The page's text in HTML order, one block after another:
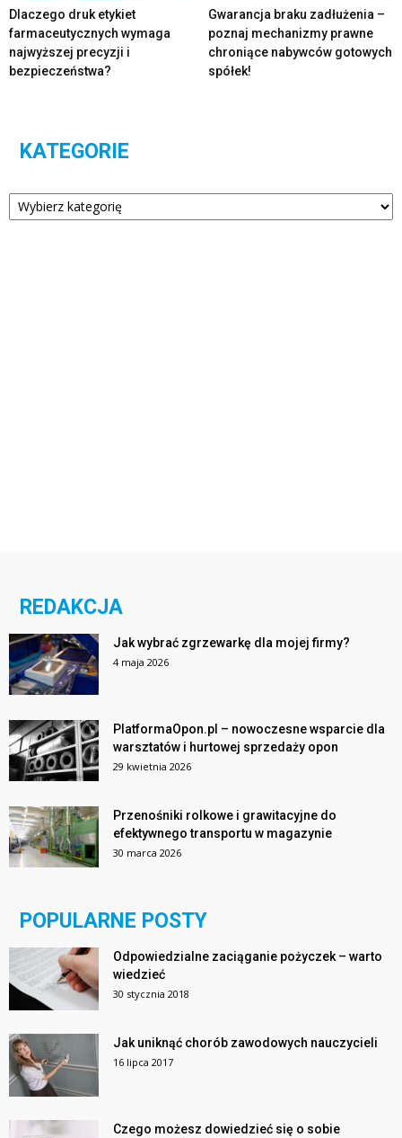
Dlaczego druk etykiet
farmaceutycznych wymaga
najwyższej precyzji i
bezpieczeństwa?
Gwarancja braku zadłużenia –
poznaj mechanizmy prawne
chroniące nabywców gotowych
spółek!
KATEGORIE
Kategorie
REDAKCJA
Jak wybrać zgrzewarkę dla mojej firmy?
4 maja 2026
PlatformaOpon.pl – nowoczesne wsparcie dla
warsztatów i hurtowej sprzedaży opon
29 kwietnia 2026
Przenośniki rolkowe i grawitacyjne do
efektywnego transportu w magazynie
30 marca 2026
POPULARNE POSTY
Odpowiedzialne zaciąganie pożyczek – warto
wiedzieć
30 stycznia 2018
Jak uniknąć chorób zawodowych nauczycieli
16 lipca 2017
Czego możesz dowiedzieć się o sobie